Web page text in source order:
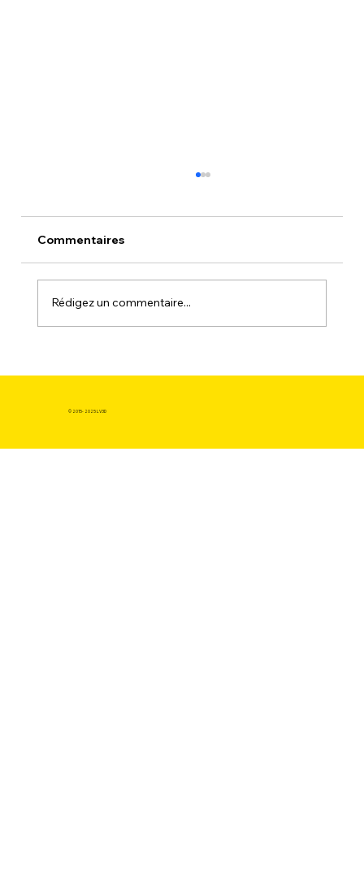
Commentaires
Rédigez un commentaire...
© 2015- 2025 LV3D